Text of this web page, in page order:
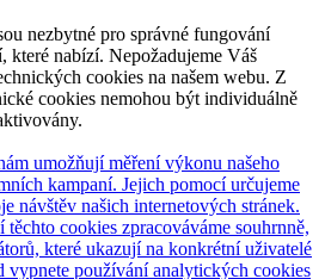
nezbytné pro správné fungování
které nabízí. Nepožadujeme Váš
cookies na našem webu. Z
cookies nemohou být individuálně
umožňují měření výkonu našeho
kampaní. Jejich pomocí určujeme
návštěv našich internetových stránek.
těchto cookies zpracováváme souhrnně,
které ukazují na konkrétní uživatelé
vypnete používání analytických cookies